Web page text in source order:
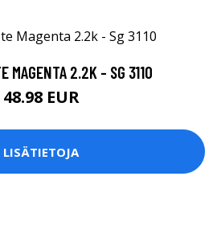
MAGENTA 2.2K - SG 3110
48.98 EUR
LISÄTIETOJA